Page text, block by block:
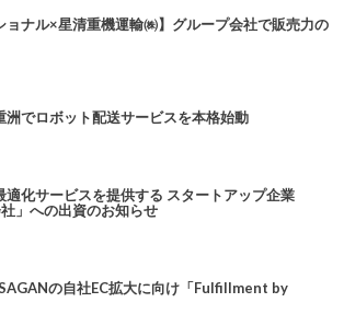
ョナル×星清重機運輸㈱】グループ会社で販売力の
洲でロボット配送サービスを本格始動
適化サービスを提供する スタートアップ企業
」への出資のお知らせ
の自社EC拡大に向け「Fulfillment by